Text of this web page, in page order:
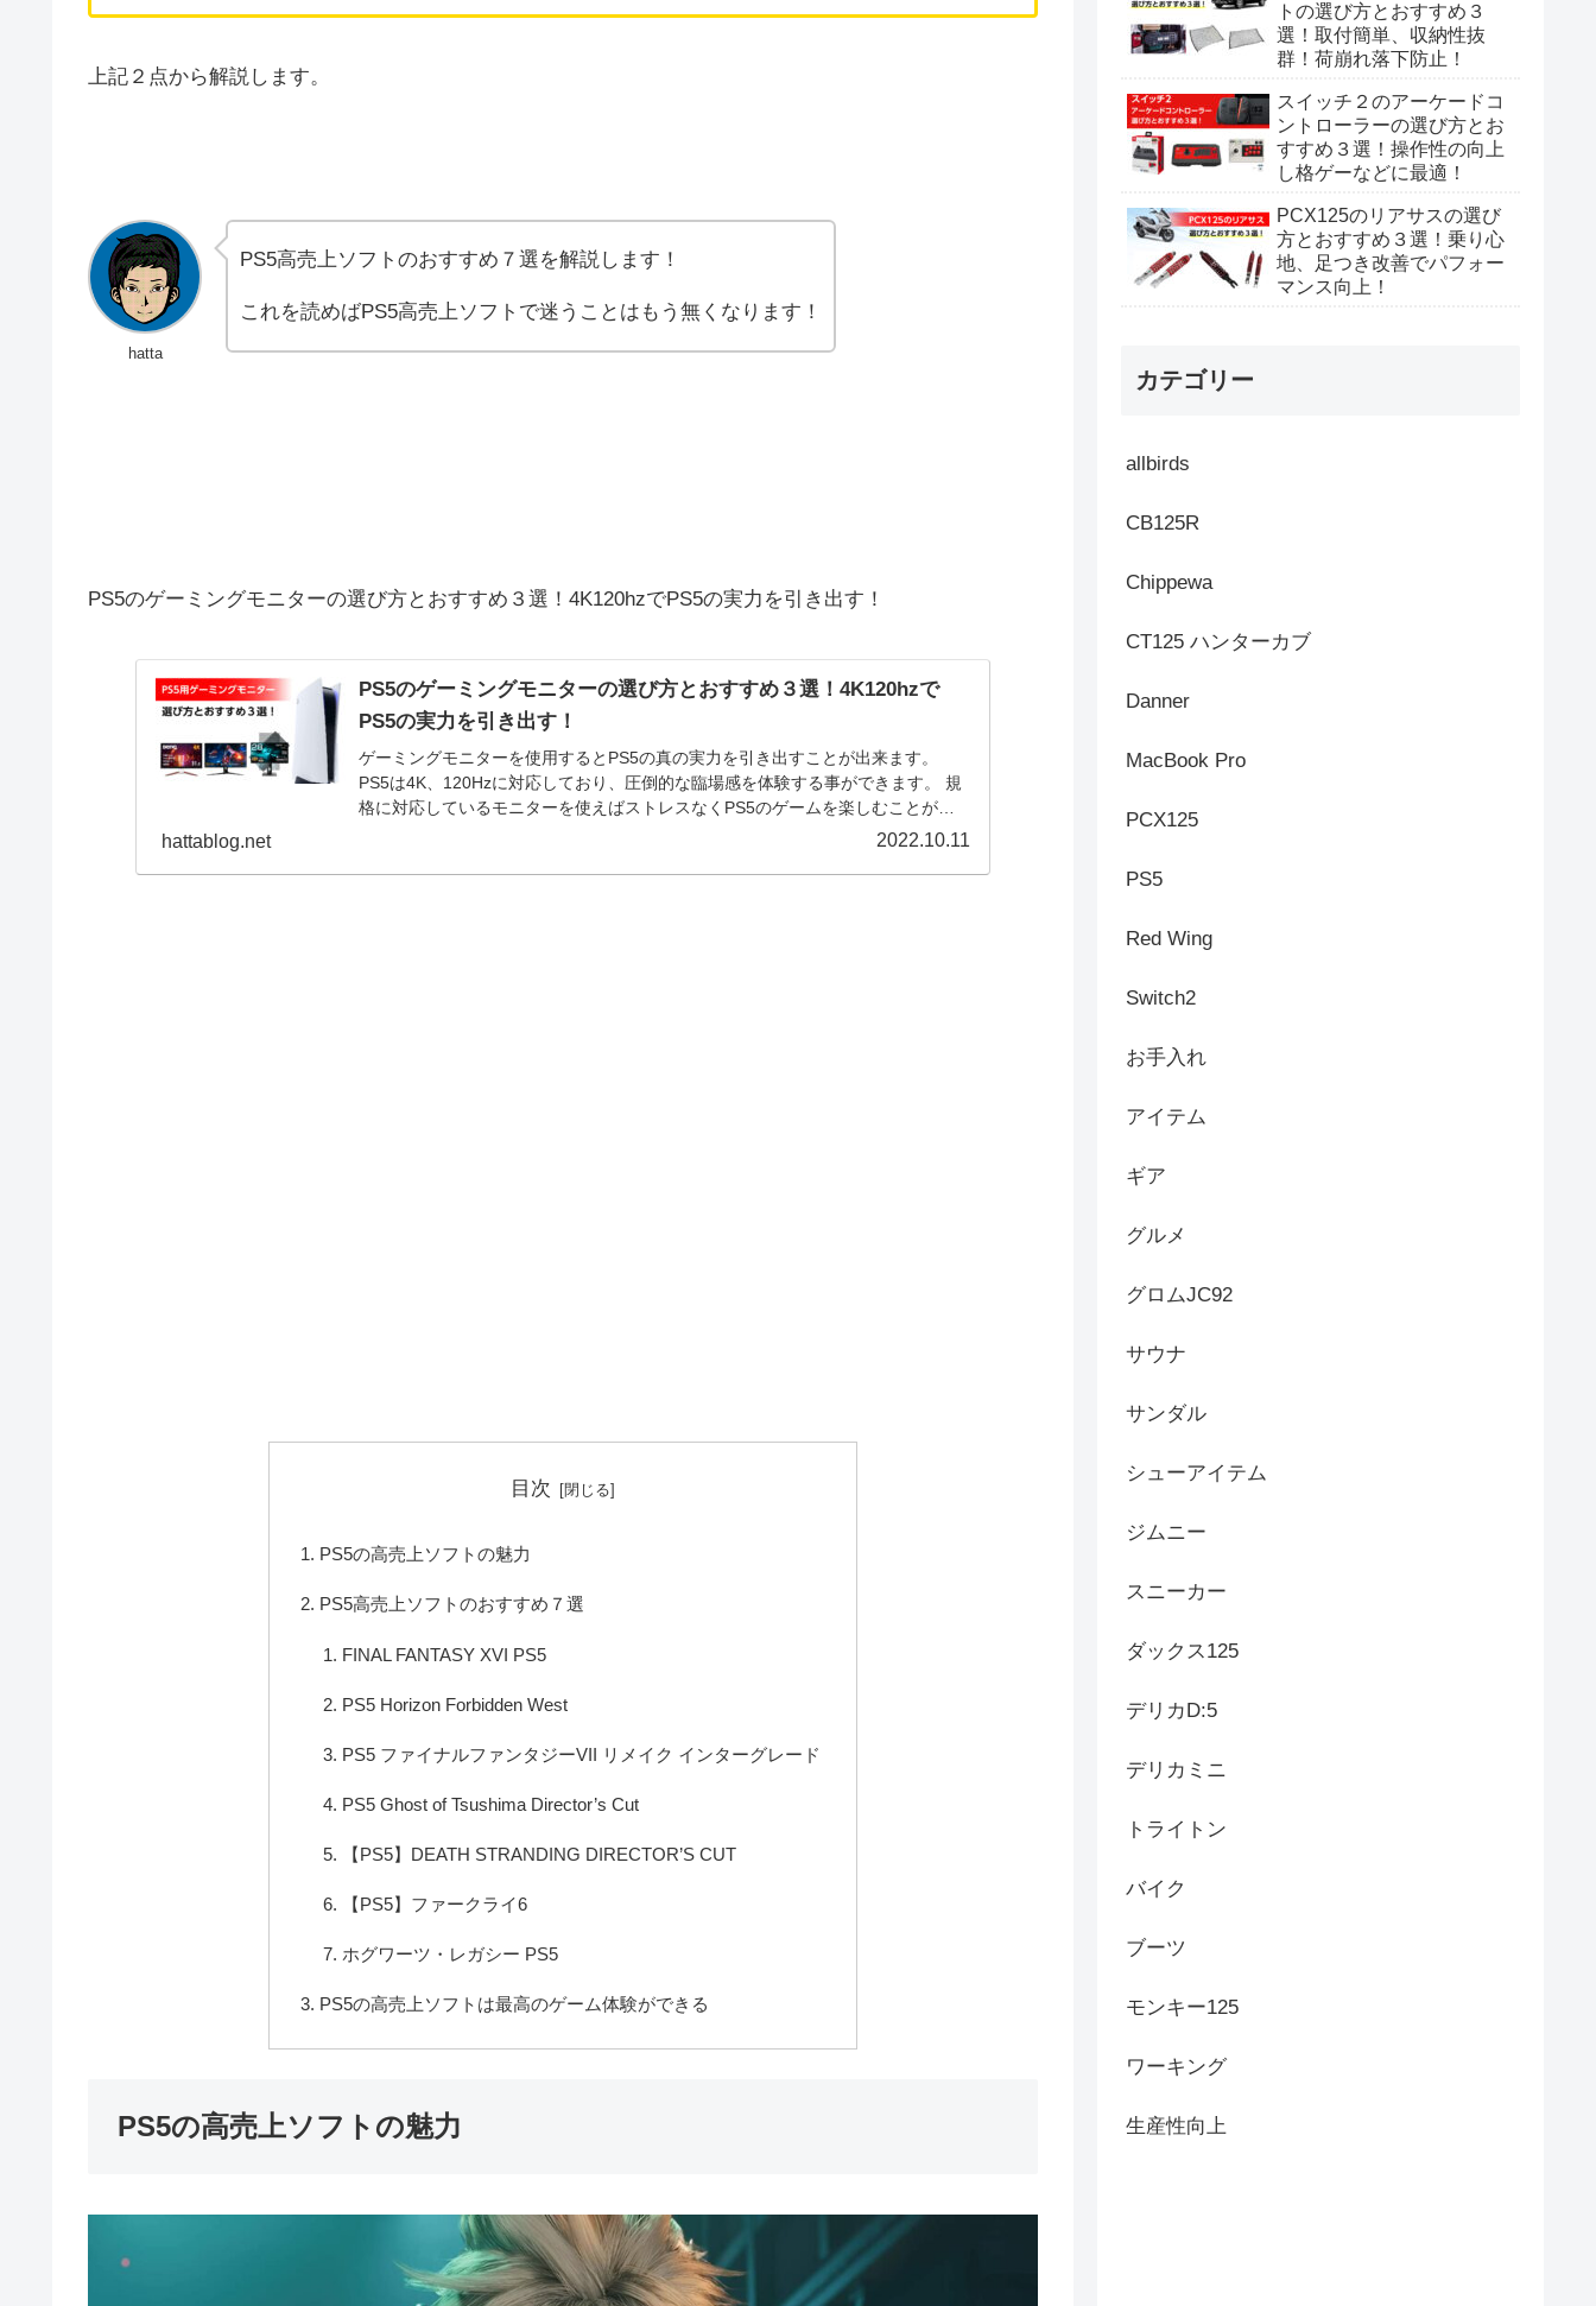
上記２点から解説します。
hatta
PS5高売上ソフトのおすすめ７選を解説します！
これを読めばPS5高売上ソフトで迷うことはもう無くなります！
PS5のゲーミングモニターの選び方とおすすめ３選！4K120hzでPS5の実力を引き出す！
PS5のゲーミングモニターの選び方とおすすめ３選！4K120hzで
PS5の実力を引き出す！
ゲーミングモニターを使用するとPS5の真の実力を引き出すことが出来ます。
PS5は4K、120Hzに対応しており、圧倒的な臨場感を体験する事ができます。 規
格に対応しているモニターを使えばストレスなくPS5のゲームを楽しむことがで
きます。 そこで、PS5のゲーミングモニターの選び方とおすすめ３選を解説しま
hattablog.net 2022.10.11
目次
PS5の高売上ソフトの魅力
PS5高売上ソフトのおすすめ７選
FINAL FANTASY XVI PS5
PS5 Horizon Forbidden West
PS5 ファイナルファンタジーVII リメイク インターグレード
PS5 Ghost of Tsushima Director’s Cut
【PS5】DEATH STRANDING DIRECTOR’S CUT
【PS5】ファークライ6
ホグワーツ・レガシー PS5
PS5の高売上ソフトは最高のゲーム体験ができる
PS5の高売上ソフトの魅力
トの選び方とおすすめ３
選！取付簡単、収納性抜
群！荷崩れ落下防止！
スイッチ２のアーケードコ
ントローラーの選び方とお
すすめ３選！操作性の向上
し格ゲーなどに最適！
PCX125のリアサスの選び
方とおすすめ３選！乗り心
地、足つき改善でパフォー
マンス向上！
カテゴリー
allbirds
CB125R
Chippewa
CT125 ハンターカブ
Danner
MacBook Pro
PCX125
PS5
Red Wing
Switch2
お手入れ
アイテム
ギア
グルメ
グロムJC92
サウナ
サンダル
シューアイテム
ジムニー
スニーカー
ダックス125
デリカD:5
デリカミニ
トライトン
バイク
ブーツ
モンキー125
ワーキング
生産性向上